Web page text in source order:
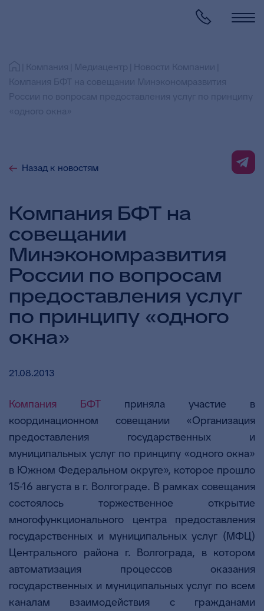
Назад к новостям
Компания БФТ на
совещании
Минэкономразвития
России по вопросам
предоставления услуг
по принципу «одного
окна»
21.08.2013
Компания БФТ приняла участие в
координационном совещании «Организация
предоставления государственных и
муниципальных услуг по принципу «одного окна»
в Южном Федеральном округе», которое прошло
15-16 августа в г. Волгограде. В рамках совещания
состоялось торжественное открытие
многофункционального центра предоставления
государственных и муниципальных услуг (МФЦ)
Центрального района г. Волгограда, в котором
автоматизация процессов оказания
государственных и муниципальных услуг по всем
каналам взаимодействия с гражданами